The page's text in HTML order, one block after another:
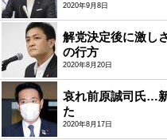
2020年9月8日
解党決定後に激し
の行方
2020年8月20日
哀れ前原誠司氏…
た
2020年8月17日